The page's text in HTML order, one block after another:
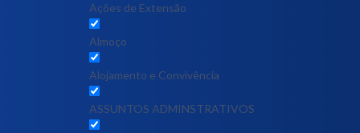
Ações de Extensão
Almoço
Alojamento e Convivência
ASSUNTOS ADMINSTRATIVOS